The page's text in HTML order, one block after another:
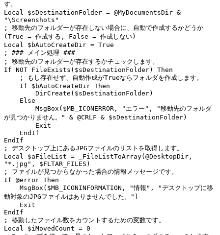
す。
Local
$sDestinationFolder = @MyDocumentsDir &
"\Screenshots"
; 移動先のフォルダーが存在しない場合に、自動で作成するかどうか
(True = 作成する, False = 作成しない)
Local
$bAutoCreateDir = True
; ### メイン処理 ###
; 移動先のフォルダーが存在するかチェックします。
If NOT FileExists ( $sDestinationFolder)
Then
; もし存在せず、自動作成がTrueならフォルダを作成します。
If
$bAutoCreateDir Then
DirCreate ( $sDestinationFolder)
Else
MsgBox ( $MB_ICONERROR , "エラー" ,
"移動先のフォルダ
が見つかりません。"
& @CRLF & $sDestinationFolder)
Exit
EndIf
EndIf
; デスクトップ上にあるJPGファイルのリストを取得します。
Local
$aFileList = _FileListToArray( @DesktopDir ,
"*.jpg" , $FLTAR_FILES )
; ファイルが見つからなかった場合の情報メッセージです。
If @error Then
MsgBox ( $MB_ICONINFORMATION , "情報" ,
"デスクトップに移
動対象のJPGファイルはありませんでした。" )
Exit
EndIf
; 移動したファイル数をカウントするための変数です。
Local
$iMovedCount = 0